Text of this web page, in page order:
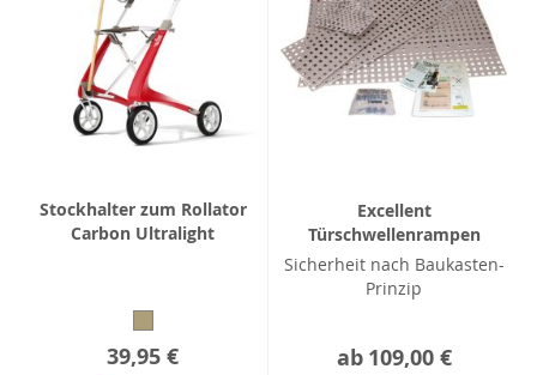
Stockhalter zum Rollator
Carbon Ultralight
39,95 €
Excellent
Türschwellenrampen
Sicherheit nach Baukasten-
Prinzip
ab 109,00 €